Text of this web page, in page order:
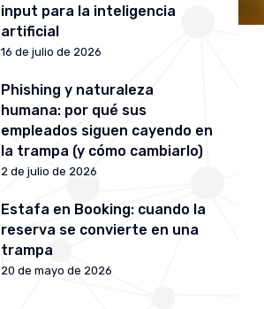
input para la inteligencia
artificial
16 de julio de 2026
Phishing y naturaleza
humana: por qué sus
empleados siguen cayendo en
la trampa (y cómo cambiarlo)
2 de julio de 2026
Estafa en Booking: cuando la
reserva se convierte en una
trampa
20 de mayo de 2026